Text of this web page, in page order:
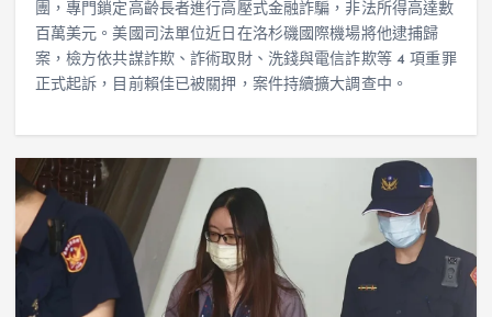
團，專門鎖定高齡長者進行高壓式金融詐騙，非法所得高達數
百萬美元。美國司法單位近日在洛杉磯國際機場將他逮捕歸
案，檢方依共謀詐欺、詐術取財、洗錢與電信詐欺等 4 項重罪
正式起訴，目前賴佳已被關押，案件持續擴大調查中。